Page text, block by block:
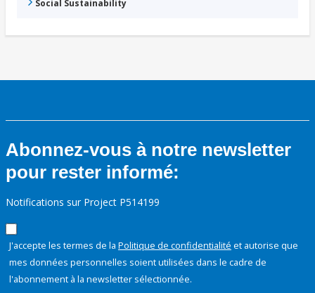
Social Sustainability
Abonnez-vous à notre newsletter
pour rester informé:
Notifications sur Project P514199
J'accepte les termes de la Politique de confidentialité et autorise que
mes données personnelles soient utilisées dans le cadre de
l'abonnement à la newsletter sélectionnée.